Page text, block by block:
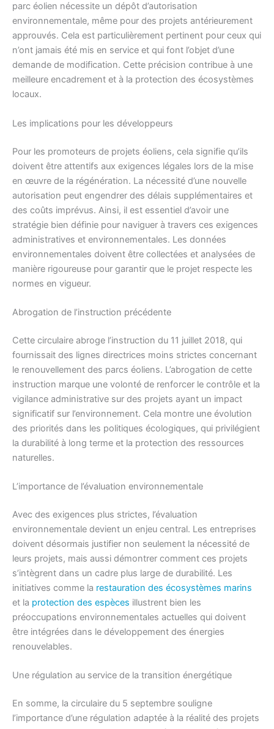
parc éolien nécessite un dépôt d’autorisation
environnementale, même pour des projets antérieurement
approuvés. Cela est particulièrement pertinent pour ceux qui
n’ont jamais été mis en service et qui font l’objet d’une
demande de modification. Cette précision contribue à une
meilleure encadrement et à la protection des écosystèmes
locaux.
Les implications pour les développeurs
Pour les promoteurs de projets éoliens, cela signifie qu’ils
doivent être attentifs aux exigences légales lors de la mise
en œuvre de la régénération. La nécessité d’une nouvelle
autorisation peut engendrer des délais supplémentaires et
des coûts imprévus. Ainsi, il est essentiel d’avoir une
stratégie bien définie pour naviguer à travers ces exigences
administratives et environnementales. Les données
environnementales doivent être collectées et analysées de
manière rigoureuse pour garantir que le projet respecte les
normes en vigueur.
Abrogation de l’instruction précédente
Cette circulaire abroge l’instruction du 11 juillet 2018, qui
fournissait des lignes directrices moins strictes concernant
le renouvellement des parcs éoliens. L’abrogation de cette
instruction marque une volonté de renforcer le contrôle et la
vigilance administrative sur des projets ayant un impact
significatif sur l’environnement. Cela montre une évolution
des priorités dans les politiques écologiques, qui privilégient
la durabilité à long terme et la protection des ressources
naturelles.
L’importance de l’évaluation environnementale
Avec des exigences plus strictes, l’évaluation
environnementale devient un enjeu central. Les entreprises
doivent désormais justifier non seulement la nécessité de
leurs projets, mais aussi démontrer comment ces projets
s’intègrent dans un cadre plus large de durabilité. Les
initiatives comme la restauration des écosystèmes marins
et la protection des espèces illustrent bien les
préoccupations environnementales actuelles qui doivent
être intégrées dans le développement des énergies
renouvelables.
Une régulation au service de la transition énergétique
En somme, la circulaire du 5 septembre souligne
l’importance d’une régulation adaptée à la réalité des projets